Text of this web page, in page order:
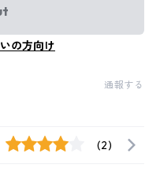
の方向け
通報する
(2)